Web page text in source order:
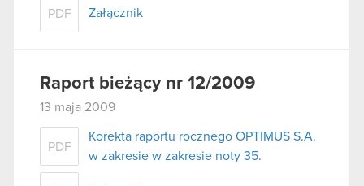
PDF Załącznik
Raport bieżący nr 12/2009
13 maja 2009
PDF
Korekta raportu rocznego OPTIMUS S.A.
w zakresie w zakresie noty 35.